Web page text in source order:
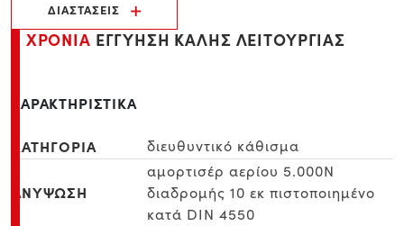
ΔΙΑΣΤΑΣΕΙΣ
6 ΧΡΟΝΙΑ ΕΓΓΥΗΣΗ ΚΑΛΗΣ ΛΕΙΤΟΥΡΓΙΑΣ
ΧΑΡΑΚΤΗΡΙΣΤΙΚΑ
ΚΑΤΗΓΟΡΙΑ διευθυντικό κάθισμα
ΑΝΥΨΩΣΗ
αμορτισέρ αερίου 5.000Ν
διαδρομής 10 εκ πιστοποιημένο
κατά DIN 4550